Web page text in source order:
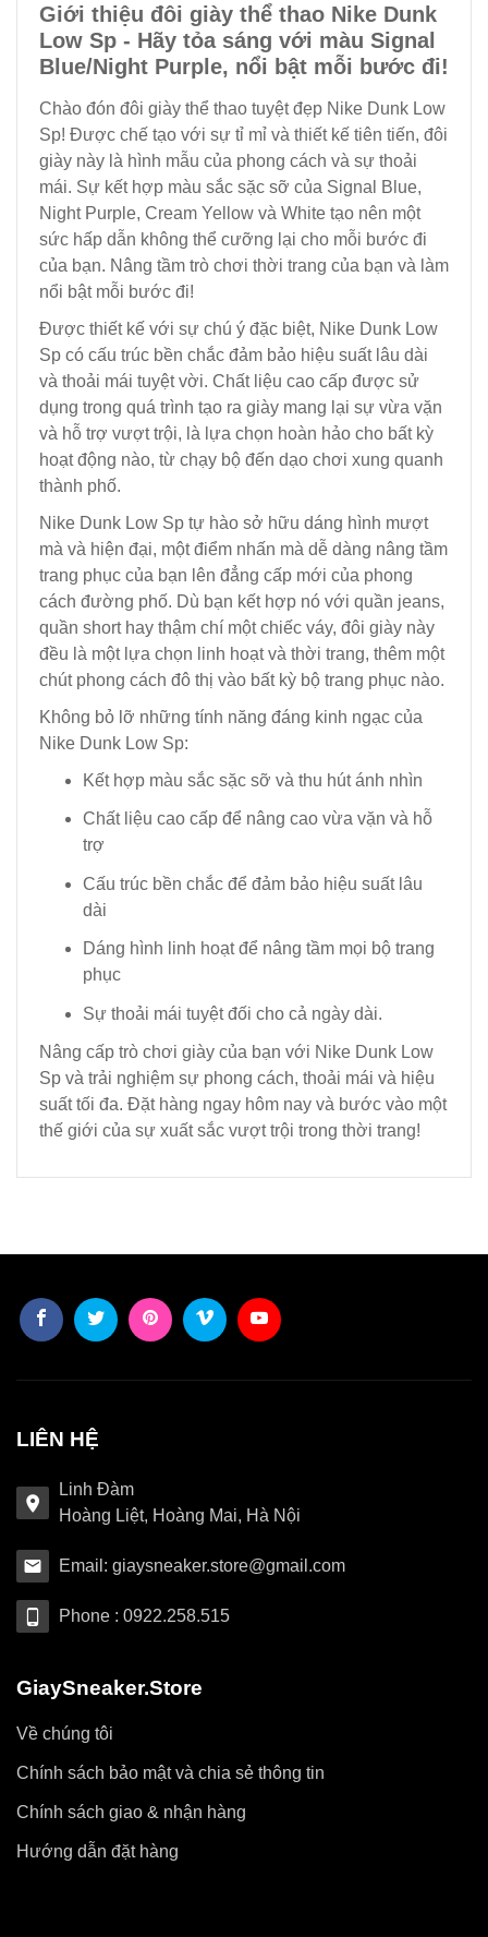
Giới thiệu đôi giày thể thao Nike Dunk
Low Sp - Hãy tỏa sáng với màu Signal
Blue/Night Purple, nổi bật mỗi bước đi!
Chào đón đôi giày thể thao tuyệt đẹp Nike Dunk Low
Sp! Được chế tạo với sự tỉ mỉ và thiết kế tiên tiến, đôi
giày này là hình mẫu của phong cách và sự thoải
mái. Sự kết hợp màu sắc sặc sỡ của Signal Blue,
Night Purple, Cream Yellow và White tạo nên một
sức hấp dẫn không thể cưỡng lại cho mỗi bước đi
của bạn. Nâng tầm trò chơi thời trang của bạn và làm
nổi bật mỗi bước đi!
Được thiết kế với sự chú ý đặc biệt, Nike Dunk Low
Sp có cấu trúc bền chắc đảm bảo hiệu suất lâu dài
và thoải mái tuyệt vời. Chất liệu cao cấp được sử
dụng trong quá trình tạo ra giày mang lại sự vừa vặn
và hỗ trợ vượt trội, là lựa chọn hoàn hảo cho bất kỳ
hoạt động nào, từ chạy bộ đến dạo chơi xung quanh
thành phố.
Nike Dunk Low Sp tự hào sở hữu dáng hình mượt
mà và hiện đại, một điểm nhấn mà dễ dàng nâng tầm
trang phục của bạn lên đẳng cấp mới của phong
cách đường phố. Dù bạn kết hợp nó với quần jeans,
quần short hay thậm chí một chiếc váy, đôi giày này
đều là một lựa chọn linh hoạt và thời trang, thêm một
chút phong cách đô thị vào bất kỳ bộ trang phục nào.
Không bỏ lỡ những tính năng đáng kinh ngạc của
Nike Dunk Low Sp:
Kết hợp màu sắc sặc sỡ và thu hút ánh nhìn
Chất liệu cao cấp để nâng cao vừa vặn và hỗ
trợ
Cấu trúc bền chắc để đảm bảo hiệu suất lâu
dài
Dáng hình linh hoạt để nâng tầm mọi bộ trang
phục
Sự thoải mái tuyệt đối cho cả ngày dài.
Nâng cấp trò chơi giày của bạn với Nike Dunk Low
Sp và trải nghiệm sự phong cách, thoải mái và hiệu
suất tối đa. Đặt hàng ngay hôm nay và bước vào một
thế giới của sự xuất sắc vượt trội trong thời trang!
LIÊN HỆ
Linh Đàm
Hoàng Liệt, Hoàng Mai, Hà Nội
Email: giaysneaker.store@gmail.com
Phone : 0922.258.515
GiaySneaker.Store
Về chúng tôi
Chính sách bảo mật và chia sẻ thông tin
Chính sách giao & nhận hàng
Hướng dẫn đặt hàng